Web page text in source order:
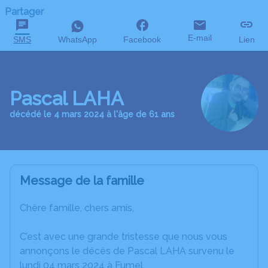
Partager
SMS WhatsApp Facebook E-mail Lien
Pascal LAHA
décédé le 4 mars 2024 à l'âge de 61 ans
Message de la famille
Chère famille, chers amis,
C’est avec une grande tristesse que nous vous
annonçons le décès de Pascal LAHA survenu le
lundi 04 mars 2024 à Fumel.